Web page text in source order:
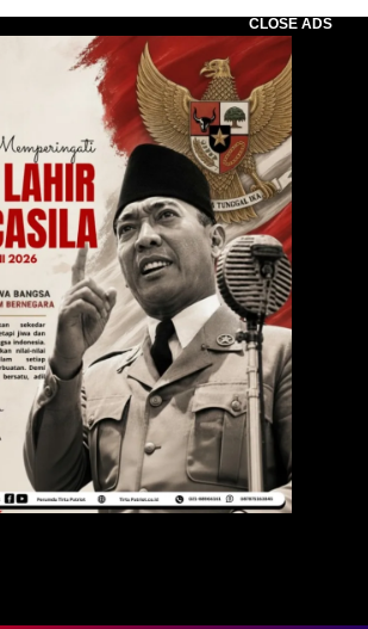
CLOSE ADS